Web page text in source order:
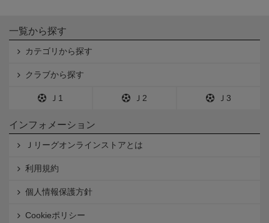
一覧から探す
カテゴリから探す
クラブから探す
Ｊ1 Ｊ2 Ｊ3
インフォメーション
Ｊリーグオンラインストアとは
利用規約
個人情報保護方針
Cookieポリシー